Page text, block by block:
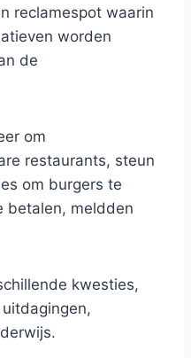
reclamespot waarin
worden
de
om
restaurants, steun
om burgers te
betalen, meldden
kwesties,